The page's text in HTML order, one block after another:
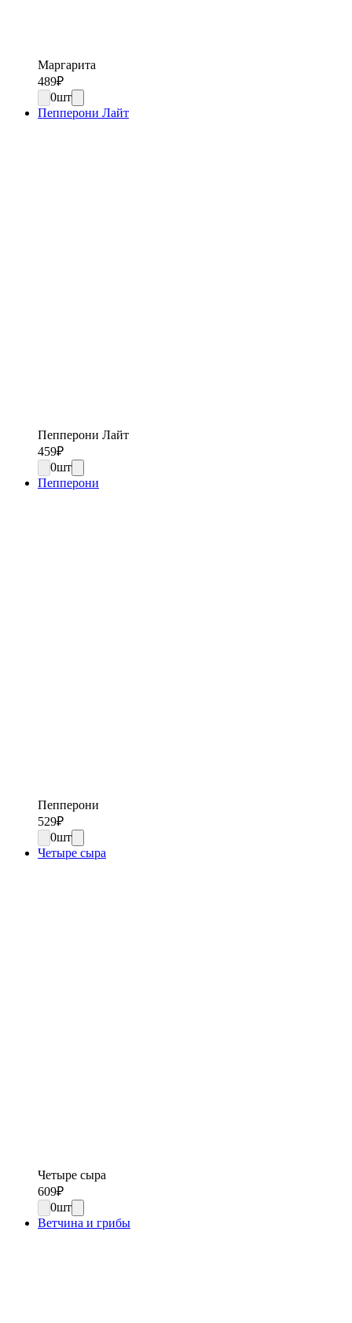
Маргарита
489₽
0шт
Пепперони Лайт
Пепперони Лайт
459₽
0шт
Пепперони
Пепперони
529₽
0шт
Четыре сыра
Четыре сыра
609₽
0шт
Ветчина и грибы